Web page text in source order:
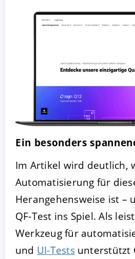
Ein besonders
Im Artikel wird deutlich,
Automatisierung für
Herangehensweise ist –
QF-Test ins Spiel. Als
Werkzeug für
und UI-Testsunterstützt